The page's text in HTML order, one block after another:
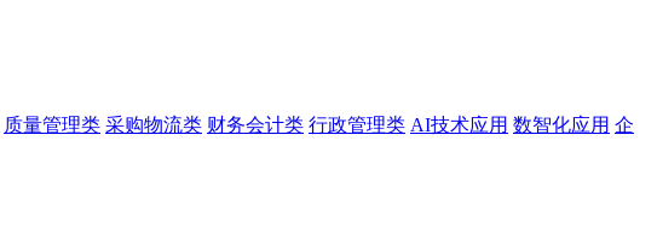
质量管理类 采购物流类 财务会计类 行政管理类 AI技术应用 数智化应用 企